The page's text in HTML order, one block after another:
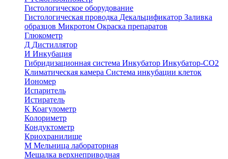
Гистологическое оборудование
Гистологическая проводка Декальцификатор Заливка
образцов Микротом Окраска препаратов
Глюкометр
Д Дистиллятор
И Инкубация
Гибридизационная система Инкубатор Инкубатор-СО2
Климатическая камера Система инкубации клеток
Иономер
Испаритель
Истиратель
К Коагулометр
Колориметр
Кондуктометр
Криохранилище
М Мельница лабораторная
Мешалка верхнеприводная